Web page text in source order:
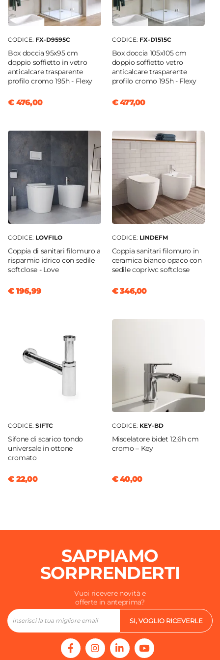
CODICE: FX-D9595C
Box doccia 95x95 cm
doppio soffietto in vetro
anticalcare trasparente
profilo cromo 195h - Flexy
€ 476,00
CODICE: FX-D1515C
Box doccia 105x105 cm
doppio soffietto vetro
anticalcare trasparente
profilo cromo 195h - Flexy
€ 477,00
CODICE: LOVFILO
Coppia di sanitari filomuro a
risparmio idrico con sedile
softclose - Love
€ 196,99
CODICE: LINDEFM
Coppia sanitari filomuro in
ceramica bianco opaco con
sedile copriwc softclose
€ 346,00
CODICE: SIFTC
Sifone di scarico tondo
universale in ottone
cromato
€ 22,00
CODICE: KEY-BD
Miscelatore bidet 12,6h cm
cromo – Key
€ 40,00
SAPPIAMO
SORPRENDERTI
Vuoi ricevere novità e
offerte in anteprima?
SI, VOGLIO RICEVERLE